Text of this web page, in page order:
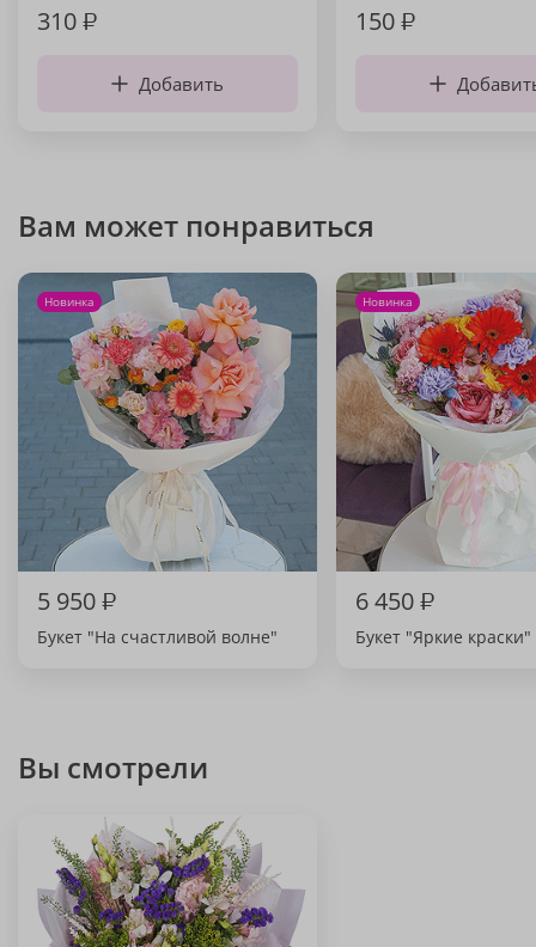
310₽
Добавить
150₽
Вам может понравиться
Новинка
5 950₽
Букет "На счастливой волне"
Новинка
6 450₽
Букет "Яркие краски"
Вы смотрели